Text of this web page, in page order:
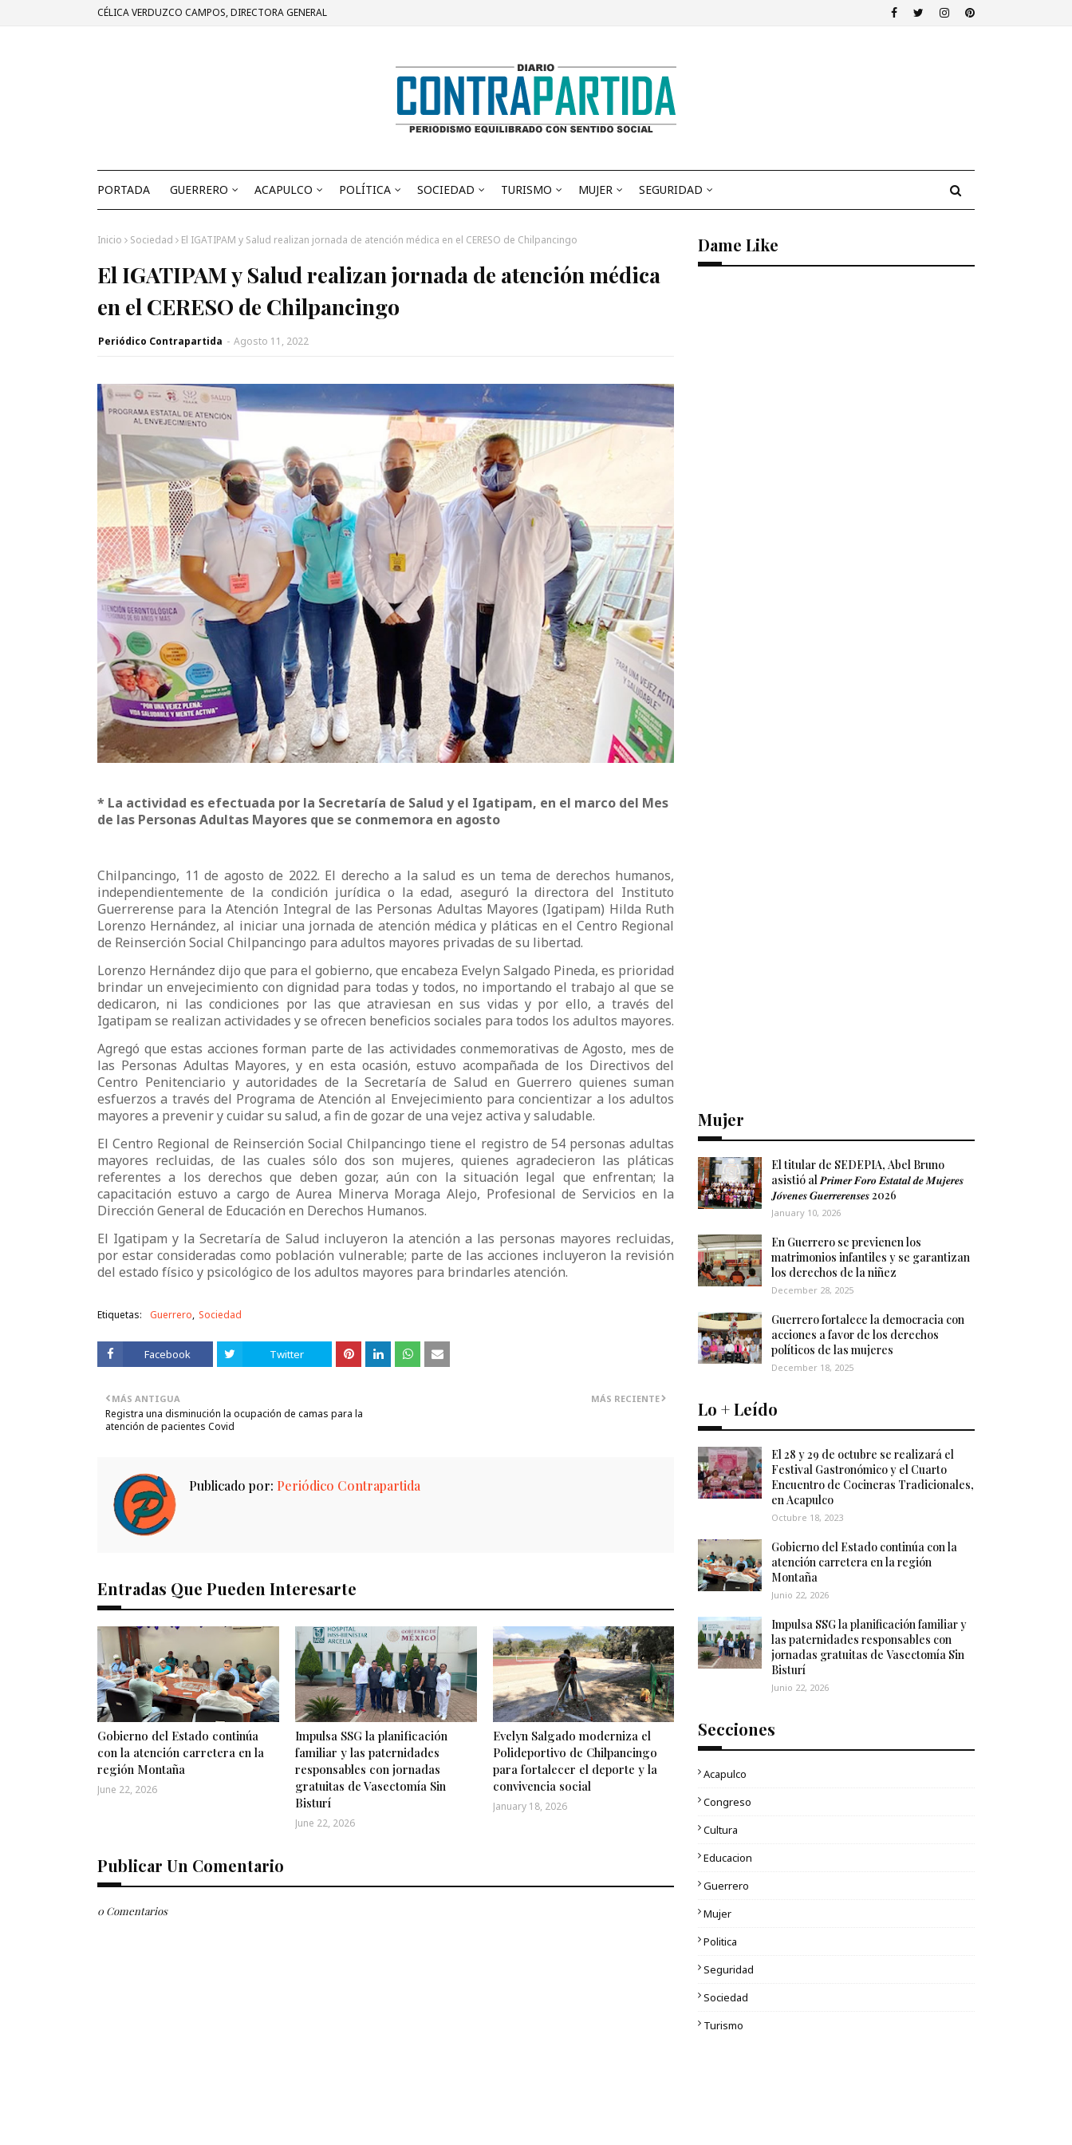
CÉLICA VERDUZCO CAMPOS, DIRECTORA GENERAL
PORTADA GUERRERO ACAPULCO POLÍTICA SOCIEDAD TURISMO MUJER SEGURIDAD
Inicio Sociedad El IGATIPAM y Salud realizan jornada de atención médica en el CERESO de Chilpancingo
El IGATIPAM y Salud realizan jornada de atención médica
en el CERESO de Chilpancingo
Periódico Contrapartida - Agosto 11, 2022
* La actividad es efectuada por la Secretaría de Salud y el Igatipam, en el marco del Mes
de las Personas Adultas Mayores que se conmemora en agosto
Chilpancingo, 11 de agosto de 2022. El derecho a la salud es un tema de derechos humanos,
independientemente de la condición jurídica o la edad, aseguró la directora del Instituto
Guerrerense para la Atención Integral de las Personas Adultas Mayores (Igatipam) Hilda Ruth
Lorenzo Hernández, al iniciar una jornada de atención médica y pláticas en el Centro Regional
de Reinserción Social Chilpancingo para adultos mayores privadas de su libertad.
Lorenzo Hernández dijo que para el gobierno, que encabeza Evelyn Salgado Pineda, es prioridad
brindar un envejecimiento con dignidad para todas y todos, no importando el trabajo al que se
dedicaron, ni las condiciones por las que atraviesan en sus vidas y por ello, a través del
Igatipam se realizan actividades y se ofrecen beneficios sociales para todos los adultos mayores.
Agregó que estas acciones forman parte de las actividades conmemorativas de Agosto, mes de
las Personas Adultas Mayores, y en esta ocasión, estuvo acompañada de los Directivos del
Centro Penitenciario y autoridades de la Secretaría de Salud en Guerrero quienes suman
esfuerzos a través del Programa de Atención al Envejecimiento para concientizar a los adultos
mayores a prevenir y cuidar su salud, a fin de gozar de una vejez activa y saludable.
El Centro Regional de Reinserción Social Chilpancingo tiene el registro de 54 personas adultas
mayores recluidas, de las cuales sólo dos son mujeres, quienes agradecieron las pláticas
referentes a los derechos que deben gozar, aún con la situación legal que enfrentan; la
capacitación estuvo a cargo de Aurea Minerva Moraga Alejo, Profesional de Servicios en la
Dirección General de Educación en Derechos Humanos.
El Igatipam y la Secretaría de Salud incluyeron la atención a las personas mayores recluidas,
por estar consideradas como población vulnerable; parte de las acciones incluyeron la revisión
del estado físico y psicológico de los adultos mayores para brindarles atención.
Etiquetas: Guerrero Sociedad
Facebook Twitter
MÁS RECIENTE
MÁS ANTIGUA
Registra una disminución la ocupación de camas para la
atención de pacientes Covid
Publicado por: Periódico Contrapartida
Entradas Que Pueden Interesarte
Gobierno del Estado continúa
con la atención carretera en la
región Montaña
June 22, 2026
Impulsa SSG la planificación
familiar y las paternidades
responsables con jornadas
gratuitas de Vasectomía Sin
Bisturí
June 22, 2026
Evelyn Salgado moderniza el
Polideportivo de Chilpancingo
para fortalecer el deporte y la
convivencia social
January 18, 2026
Publicar Un Comentario
0 Comentarios
Dame Like
Mujer
El titular de SEDEPIA, Abel Bruno
asistió al 𝑷𝒓𝒊𝒎𝒆𝒓 𝑭𝒐𝒓𝒐 𝑬𝒔𝒕𝒂𝒕𝒂𝒍 𝒅𝒆 𝑴𝒖𝒋𝒆𝒓𝒆𝒔
𝑱𝒐́𝒗𝒆𝒏𝒆𝒔 𝑮𝒖𝒆𝒓𝒓𝒆𝒓𝒆𝒏𝒔𝒆𝒔 2026
January 10, 2026
En Guerrero se previenen los
matrimonios infantiles y se garantizan
los derechos de la niñez
December 28, 2025
Guerrero fortalece la democracia con
acciones a favor de los derechos
políticos de las mujeres
December 18, 2025
Lo + Leído
El 28 y 29 de octubre se realizará el
Festival Gastronómico y el Cuarto
Encuentro de Cocineras Tradicionales,
en Acapulco
Octubre 18, 2023
Gobierno del Estado continúa con la
atención carretera en la región
Montaña
Junio 22, 2026
Impulsa SSG la planificación familiar y
las paternidades responsables con
jornadas gratuitas de Vasectomía Sin
Bisturí
Junio 22, 2026
Secciones
Acapulco
Congreso
Cultura
Educacion
Guerrero
Mujer
Politica
Seguridad
Sociedad
Turismo